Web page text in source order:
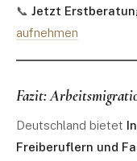
📞 Jetzt
aufnehmen
Fazit:
Deutschland bietet
Freiberuflern und